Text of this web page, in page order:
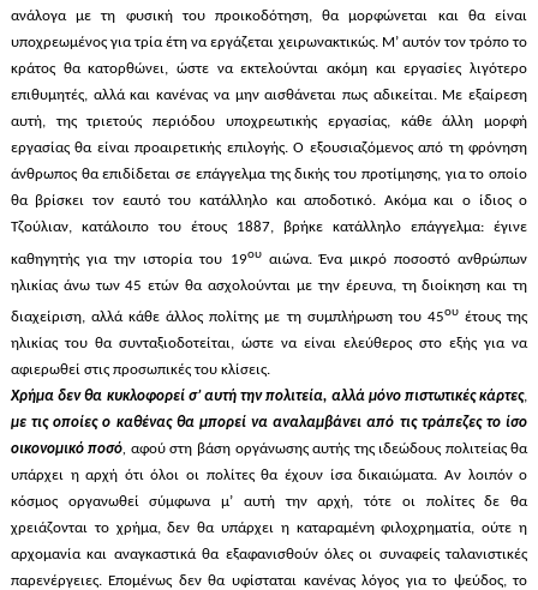
ανάλογα με τη φυσική του προικοδότηση, θα μορφώνεται και θα είναι
υποχρεωμένος για τρία έτη να εργάζεται χειρωνακτικώς. Μ’ αυτόν τον τρόπο το
κράτος θα κατορθώνει, ώστε να εκτελούνται ακόμη και εργασίες λιγότερο
επιθυμητές, αλλά και κανένας να μην αισθάνεται πως αδικείται. Με εξαίρεση
αυτή, της τριετούς περιόδου υποχρεωτικής εργασίας, κάθε άλλη μορφή
εργασίας θα είναι προαιρετικής επιλογής. Ο εξουσιαζόμενος από τη φρόνηση
άνθρωπος θα επιδίδεται σε επάγγελμα της δικής του προτίμησης, για το οποίο
θα βρίσκει τον εαυτό του κατάλληλο και αποδοτικό. Ακόμα και ο ίδιος ο
Τζούλιαν, κατάλοιπο του έτους 1887, βρήκε κατάλληλο επάγγελμα: έγινε
καθηγητής για την ιστορία του 19ουαιώνα. Ένα μικρό ποσοστό ανθρώπων
ηλικίας άνω των 45 ετών θα ασχολούνται με την έρευνα, τη διοίκηση και τη
διαχείριση, αλλά κάθε άλλος πολίτης με τη συμπλήρωση του 45ουέτους της
ηλικίας του θα συνταξιοδοτείται, ώστε να είναι ελεύθερος στο εξής για να
αφιερωθεί στις προσωπικές του κλίσεις.
Χρήμα δεν θα κυκλοφορεί σ’ αυτή την πολιτεία, αλλά μόνο πιστωτικές κάρτες,
με τις οποίες ο καθένας θα μπορεί να αναλαμβάνει από τις τράπεζες το ίσο
οικονομικό ποσό, αφού στη βάση οργάνωσης αυτής της ιδεώδους πολιτείας θα
υπάρχει η αρχή ότι όλοι οι πολίτες θα έχουν ίσα δικαιώματα. Αν λοιπόν ο
κόσμος οργανωθεί σύμφωνα μ’ αυτή την αρχή, τότε οι πολίτες δε θα
χρειάζονται το χρήμα, δεν θα υπάρχει η καταραμένη φιλοχρηματία, ούτε η
αρχομανία και αναγκαστικά θα εξαφανισθούν όλες οι συναφείς ταλανιστικές
παρενέργειες. Επομένως δεν θα υφίσταται κανένας λόγος για το ψεύδος, το